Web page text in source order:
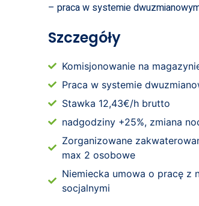
– praca w systemie
Szczegóły
Komisjonowanie na
Praca w systemie
Stawka 12,43€/h brutto
nadgodziny +25%, zmiana
Zorganizowane
max 2 osobowe
Niemiecka umowa o pracę z
socjalnymi